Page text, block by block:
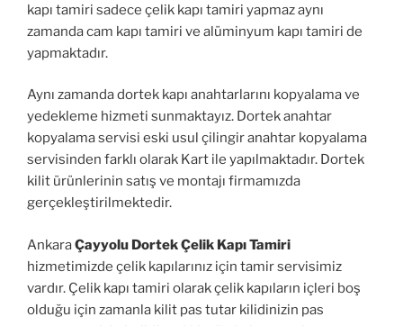
kapı tamiri sadece çelik kapı tamiri yapmaz aynı
zamanda cam kapı tamiri ve alüminyum kapı tamiri de
yapmaktadır.
Aynı zamanda dortek kapı anahtarlarını kopyalama ve
yedekleme hizmeti sunmaktayız. Dortek anahtar
kopyalama servisi eski usul çilingir anahtar kopyalama
servisinden farklı olarak Kart ile yapılmaktadır. Dortek
kilit ürünlerinin satış ve montajı firmamızda
gerçekleştirilmektedir.
AnkaraÇayyolu Dortek Çelik Kapı Tamiri
hizmetimizde çelik kapılarınız için tamir servisimiz
vardır. Çelik kapı tamiri olarak çelik kapıların içleri boş
olduğu için zamanla kilit pas tutar kilidinizin pas